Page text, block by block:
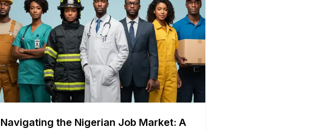
Navigating the Nigerian Job Market: A